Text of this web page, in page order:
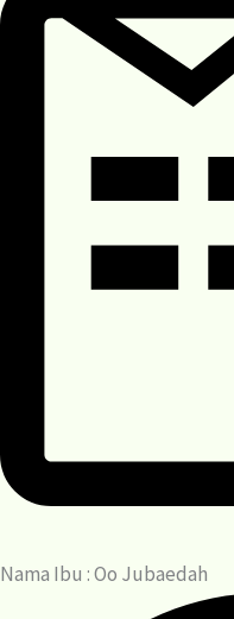
Nama Ibu : Oo Jubaedah